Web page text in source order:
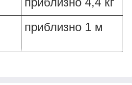
приблизно 1 м